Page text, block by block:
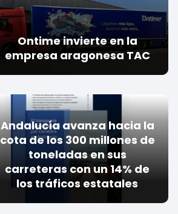
Ontime invierte en la
empresa aragonesa TAC
Andalucía avanza hacia la
cota de los 300 millones de
toneladas en sus
carreteras con un 14% de
los tráficos estatales